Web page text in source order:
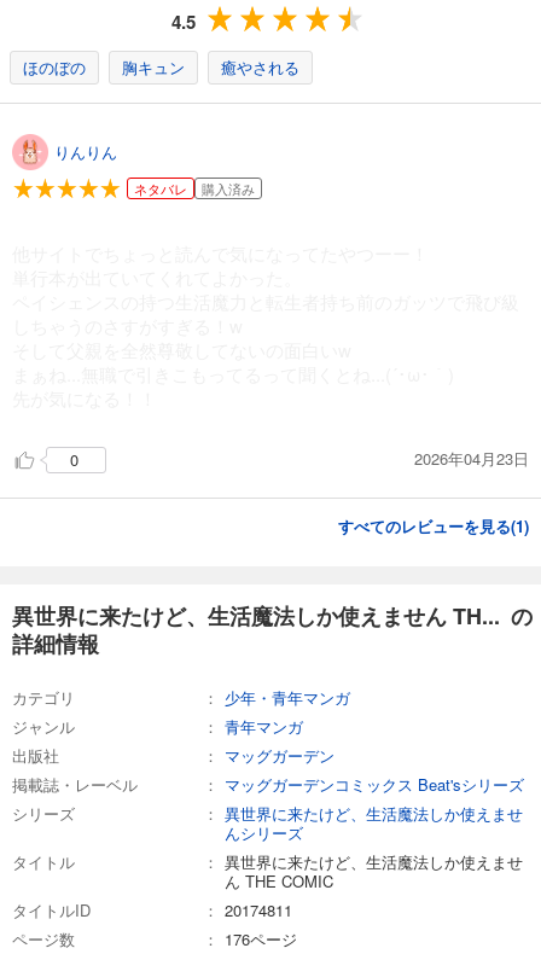
4.5
ほのぼの 胸キュン 癒やされる
りんりん
ネタバレ 購入済み
0 2026年04月23日
すべてのレビューを見る(1)
異世界に来たけど、生活魔法しか使えません TH... の
詳細情報
カテゴリ
少年・青年マンガ
ジャンル
青年マンガ
出版社
マッグガーデン
掲載誌・レーベル
マッグガーデンコミックス Beat'sシリーズ
シリーズ
異世界に来たけど、生活魔法しか使えませ
んシリーズ
タイトル
異世界に来たけど、生活魔法しか使えませ
ん THE COMIC
タイトルID
20174811
ページ数
176ページ